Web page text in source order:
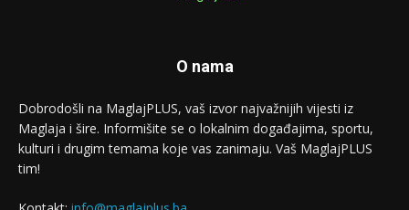
O nama
Dobrodošli na MaglajPLUS, vaš izvor najvažnijih vijesti iz
Maglaja i šire. Informišite se o lokalnim događajima, sportu,
kulturi i drugim temama koje vas zanimaju. Vaš MaglajPLUS
tim!